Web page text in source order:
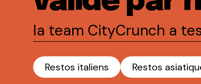
la team CityCrunch a
Restos italiens Restos